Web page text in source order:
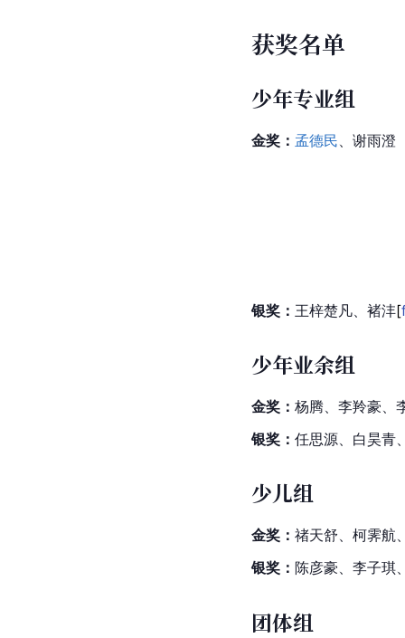
获奖名单
少年专业组
金奖： 孟德民、谢雨澄
银奖： 王梓楚凡、褚沣[
少年业余组
金奖： 杨腾、李羚豪、
银奖： 任思源、白昊青
少儿组
金奖： 禇天舒、柯霁航
银奖： 陈彦豪、李子琪
团体组